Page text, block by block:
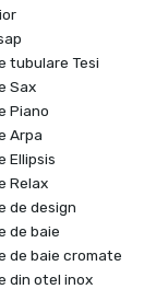
tubulare Tesi
Sax
Piano
Arpa
Ellipsis
Relax
de design
de baie
de baie cromate
din otel inox